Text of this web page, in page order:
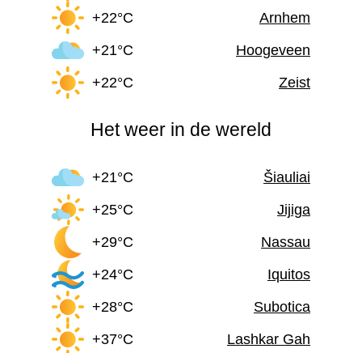
+22°C
Arnhem
+21°C
Hoogeveen
+22°C
Zeist
Het weer in de wereld
+21°C
Šiauliai
+25°C
Jijiga
+29°C
Nassau
+24°C
Iquitos
+28°C
Subotica
+37°C
Lashkar Gah